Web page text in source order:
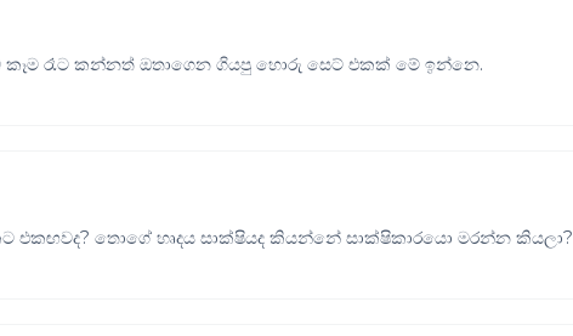
කෑම රෑට කන්නත් ඔතාගෙන ගියපු හොරු සෙට් එකක් මේ ඉන්නෙ.
තොගේ හෘදය සාක්ෂියද කියන්නේ සාක්ෂිකාරයො මරන්න කියලා?